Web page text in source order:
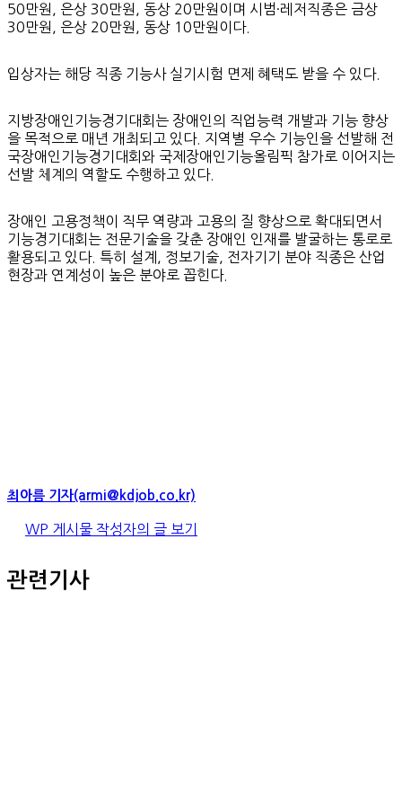
50만원, 은상 30만원, 동상 20만원이며 시범·레저직종은 금상
30만원, 은상 20만원, 동상 10만원이다.
입상자는 해당 직종 기능사 실기시험 면제 혜택도 받을 수 있다.
지방장애인기능경기대회는 장애인의 직업능력 개발과 기능 향상
을 목적으로 매년 개최되고 있다. 지역별 우수 기능인을 선발해 전
국장애인기능경기대회와 국제장애인기능올림픽 참가로 이어지는
선발 체계의 역할도 수행하고 있다.
장애인 고용정책이 직무 역량과 고용의 질 향상으로 확대되면서
기능경기대회는 전문기술을 갖춘 장애인 인재를 발굴하는 통로로
활용되고 있다. 특히 설계, 정보기술, 전자기기 분야 직종은 산업
현장과 연계성이 높은 분야로 꼽힌다.
최아름 기자(armi@kdjob.co.kr)
WP 게시물 작성자의 글 보기
관련기사